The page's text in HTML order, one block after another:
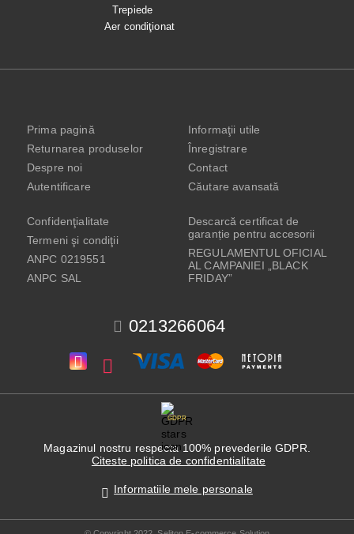
Trepiede
Aer condiţionat
0213266064
Prima pagină
Returnarea produselor
Despre noi
Autentificare
Informaţii utile
Înregistrare
Contact
Căutare avansată
Confidenţialitate
Termeni şi condiţii
ANPC 0219551
ANPC SAL
Descarcă certificat de
garanție pentru accesorii
REGULAMENTUL OFICIAL
AL CAMPANIEI „BLACK
FRIDAY”
GDPR
Magazinul nostru respecta 100% prevederile GDPR.
Citeste politica de confidentialitate
Informatiile mele personale